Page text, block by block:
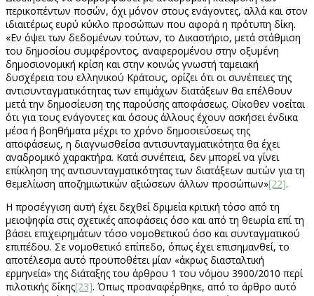
περικοπέντων ποσών, όχι μόνον στους ενάγοντες, αλλά και στον
ιδιαιτέρως ευρύ κύκλο προσώπων που αφορά η πρότυπη δίκη.
«Εν όψει των δεδομένων τούτων, το Δικαστήριο, μετά στάθμιση
του δημοσίου συμφέροντος, αναφερομένου στην οξυμένη
δημοσιονομική κρίση και στην κοινώς γνωστή ταμειακή
δυσχέρεια του ελληνικού Κράτους, ορίζει ότι οι συνέπειες της
αντισυνταγματικότητας των επιμάχων διατάξεων θα επέλθουν
μετά την δημοσίευση της παρούσης αποφάσεως. Οίκοθεν νοείται
ότι για τους ενάγοντες και όσους άλλους έχουν ασκήσει ένδικα
μέσα ή βοηθήματα μέχρι το χρόνο δημοσιεύσεως της
αποφάσεως, η διαγνωσθείσα αντισυνταγματικότητα θα έχει
αναδρομικό χαρακτήρα. Κατά συνέπεια, δεν μπορεί να γίνει
επίκληση της αντισυνταγματικότητας των διατάξεων αυτών για τη
θεμελίωση αποζημιωτικών αξιώσεων άλλων προσώπων»[22].
Η προσέγγιση αυτή έχει δεχθεί δριμεία κριτική τόσο από τη
μειοψηφία στις σχετικές αποφάσεις όσο και από τη θεωρία επί τη
βάσει επιχειρημάτων τόσο νομοθετικού όσο και συνταγματικού
επιπέδου. Σε νομοθετικό επίπεδο, όπως έχει επισημανθεί, το
αποτέλεσμα αυτό προϋποθέτει μίαν «άκρως διασταλτική
ερμηνεία» της διάταξης του άρθρου 1 του νόμου 3900/2010 περί
πιλοτικής δίκης[23]. Όπως προαναφέρθηκε, από το άρθρο αυτό